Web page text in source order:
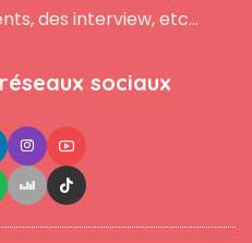
des interview, etc...
sociaux